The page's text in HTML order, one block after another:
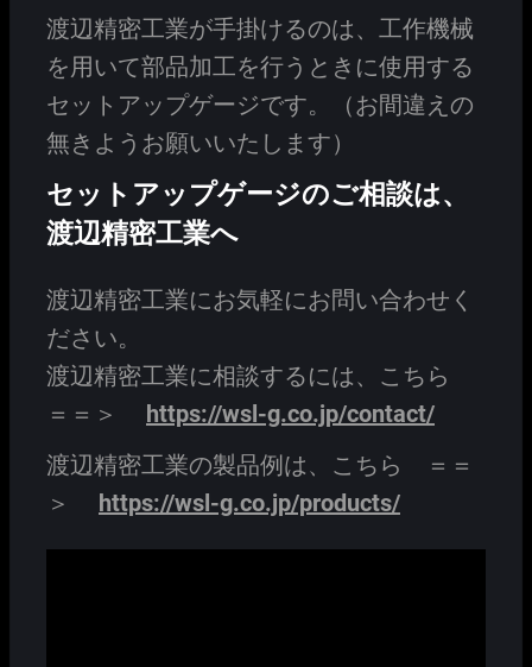
渡辺精密工業が手掛けるのは、工作機械
を用いて部品加工を行うときに使用する
セットアップゲージです。（お間違えの
無きようお願いいたします）
セットアップゲージのご相談は、
渡辺精密工業へ
渡辺精密工業にお気軽にお問い合わせく
ださい。
渡辺精密工業に相談するには、こちら
＝＝＞
https://wsl-g.co.jp/contact/
渡辺精密工業の製品例は、こちら ＝＝
＞
https://wsl-g.co.jp/products/